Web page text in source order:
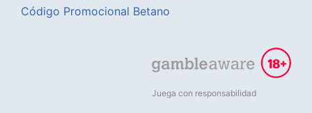
Código Promocional Betano
Juega con responsabilidad